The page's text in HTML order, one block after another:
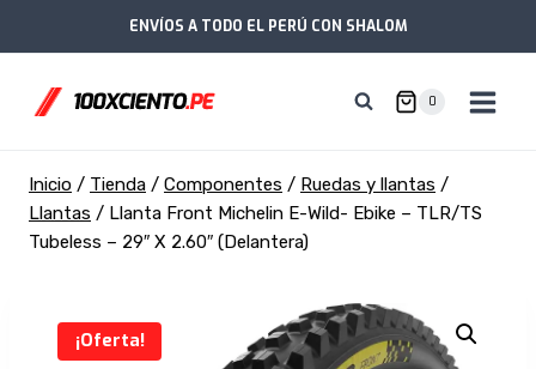
al
ENVÍOS A TODO EL PERÚ CON SHALOM
0
Inicio / Tienda / Componentes / Ruedas y llantas /
Llantas / Llanta Front Michelin E-Wild- Ebike – TLR/TS
Tubeless – 29″ X 2.60″ (Delantera)
¡Oferta!